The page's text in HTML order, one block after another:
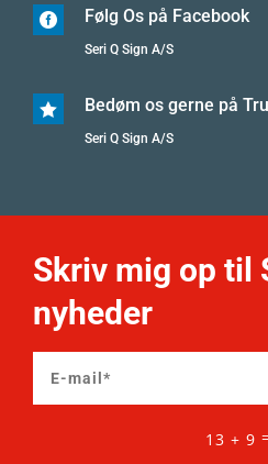
 Følg Os på Facebook
Seri Q Sign A/S
 Bedøm os gerne på
Seri Q Sign A/S
Skriv mig op til
nyheder
13 + 9